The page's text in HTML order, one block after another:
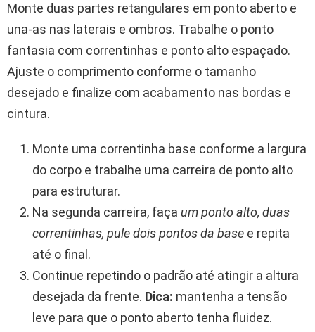
Monte duas partes retangulares em ponto aberto e
una-as nas laterais e ombros. Trabalhe o ponto
fantasia com correntinhas e ponto alto espaçado.
Ajuste o comprimento conforme o tamanho
desejado e finalize com acabamento nas bordas e
cintura.
Monte uma correntinha base conforme a largura
do corpo e trabalhe uma carreira de ponto alto
para estruturar.
Na segunda carreira, faça um ponto alto, duas
correntinhas, pule dois pontos da base e repita
até o final.
Continue repetindo o padrão até atingir a altura
desejada da frente. Dica: mantenha a tensão
leve para que o ponto aberto tenha fluidez.